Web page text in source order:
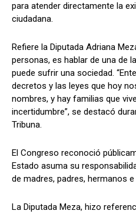
para atender directamente la
ciudadana.
Refiere la Diputada Adriana
personas, es hablar de una de
puede sufrir una sociedad.
decretos y las leyes que hoy
nombres, y hay familias que
incertidumbre”, se destacó
Tribuna.
El Congreso reconoció
Estado asuma su
de madres, padres, hermanos
La Diputada Meza, hizo